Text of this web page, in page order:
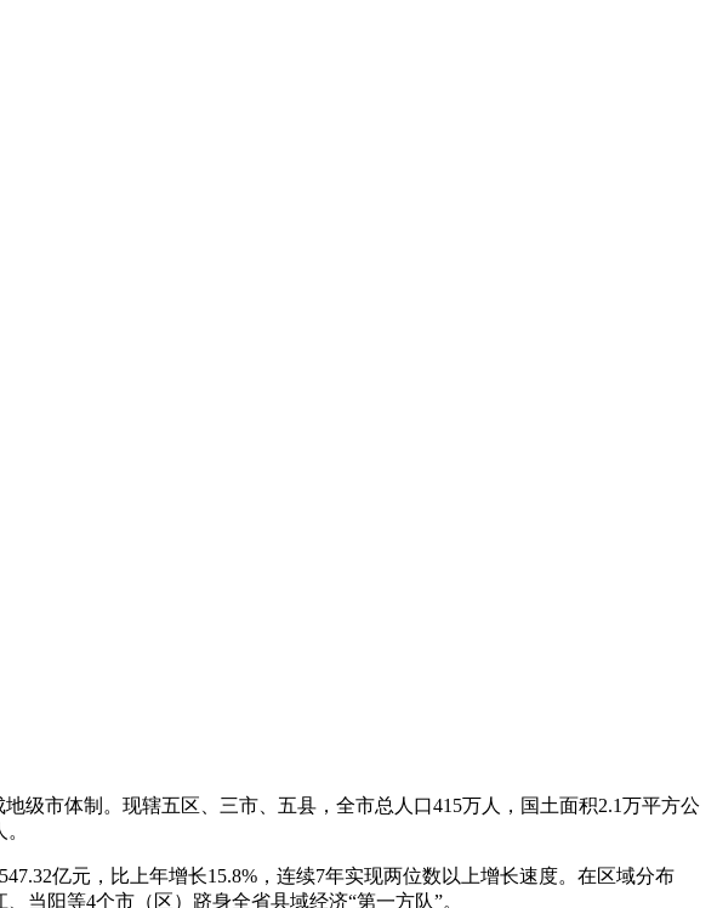
级市体制。现辖五区、三市、五县，全市总人口415万人，国土面积2.1万平方公
亿元，比上年增长15.8%，连续7年实现两位数以上增长速度。在区域分布
当阳等4个市（区）跻身全省县域经济“第一方队”。